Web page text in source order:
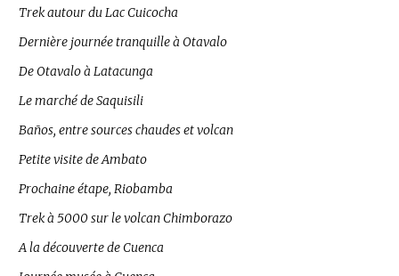
Trek autour du Lac Cuicocha
Dernière journée tranquille à Otavalo
De Otavalo à Latacunga
Le marché de Saquisili
Baños, entre sources chaudes et volcan
Petite visite de Ambato
Prochaine étape, Riobamba
Trek à 5000 sur le volcan Chimborazo
A la découverte de Cuenca